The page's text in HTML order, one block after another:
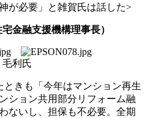
が必要」と雑賀氏は話した>
金融支援機構理事長）
毛利氏
ときも「今年はマンション再生
ション共用部分リフォーム融
ないし、担保も不必要。全期